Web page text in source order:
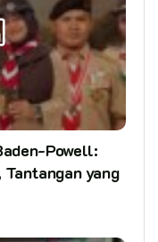
Powell:
yang